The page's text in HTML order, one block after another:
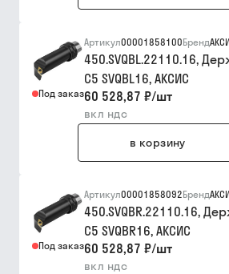
Под заказ
Артикул00001858100Бренд
450.SVQBL.22110.16,
C5 SVQBL16, АКСИC
60 528,87 ₽/шт
вкл ндс
в корзину
Под заказ
Артикул00001858092Бренд
450.SVQBR.22110.16,
C5 SVQBR16, АКСИC
60 528,87 ₽/шт
вкл ндс